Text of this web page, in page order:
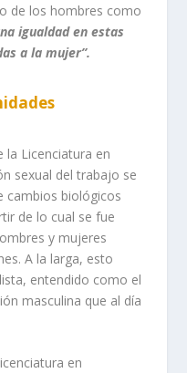
de los hombres como
igualdad en estas
a la mujer”.
la Licenciatura en
sexual del trabajo se
cambios biológicos
de lo cual se fue
y mujeres
A la larga, esto
entendido como el
masculina que al día
en